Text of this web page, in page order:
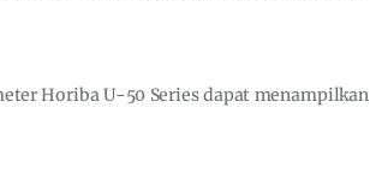
Horiba U-50 Series dapat menampilkan